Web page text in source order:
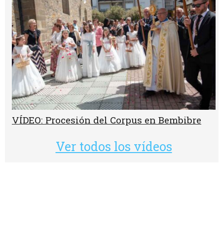
VÍDEO: Procesión del Corpus en Bembibre
Ver todos los vídeos